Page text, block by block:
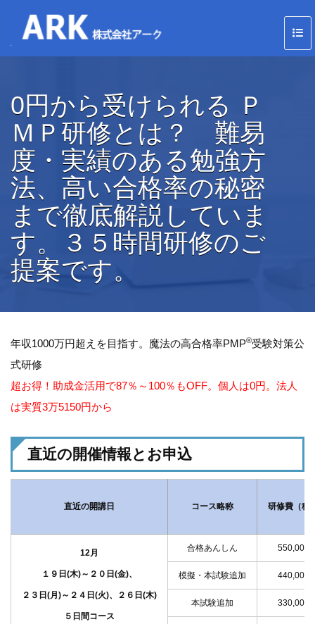
0円から受けられる Ｐ
ＭＰ研修とは？ 難易
度・実績のある勉強方
法、高い合格率の秘密
まで徹底解説していま
す。３５時間研修のご
提案です。
年収1000万円超えを目指す。魔法の高合格率PMP®受験対策公
式研修
超お得！助成金活用で87％～100％もOFF。個人は0円。法人
は実質3万5150円から
直近の開催情報とお申込
直近の開講日 コース略称 研修費（税
12月
１９日(木)～２０日(金)、
２３日(月)～２４日(火)、２６日(木)
５日間コース
合格あんしん 550,000
模擬・本試験追加 440,000
本試験追加 330,000